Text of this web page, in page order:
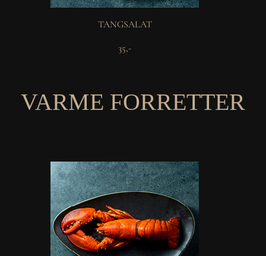
TANGSALAT
35,-
VARME FORRETTER